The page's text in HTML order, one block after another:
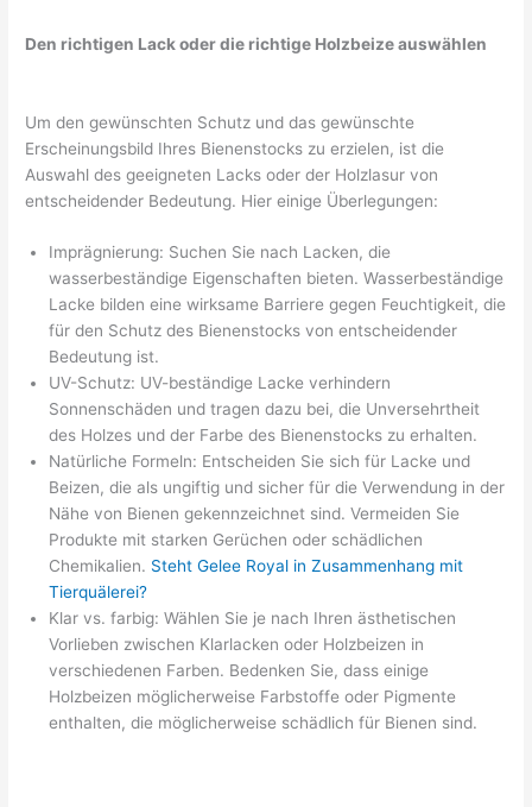
Den richtigen Lack oder die richtige Holzbeize auswählen
Um den gewünschten Schutz und das gewünschte
Erscheinungsbild Ihres Bienenstocks zu erzielen, ist die
Auswahl des geeigneten Lacks oder der Holzlasur von
entscheidender Bedeutung. Hier einige Überlegungen:
Imprägnierung: Suchen Sie nach Lacken, die
wasserbeständige Eigenschaften bieten. Wasserbeständige
Lacke bilden eine wirksame Barriere gegen Feuchtigkeit, die
für den Schutz des Bienenstocks von entscheidender
Bedeutung ist.
UV-Schutz: UV-beständige Lacke verhindern
Sonnenschäden und tragen dazu bei, die Unversehrtheit
des Holzes und der Farbe des Bienenstocks zu erhalten.
Natürliche Formeln: Entscheiden Sie sich für Lacke und
Beizen, die als ungiftig und sicher für die Verwendung in der
Nähe von Bienen gekennzeichnet sind. Vermeiden Sie
Produkte mit starken Gerüchen oder schädlichen
Chemikalien. Steht Gelee Royal in Zusammenhang mit
Tierquälerei?
Klar vs. farbig: Wählen Sie je nach Ihren ästhetischen
Vorlieben zwischen Klarlacken oder Holzbeizen in
verschiedenen Farben. Bedenken Sie, dass einige
Holzbeizen möglicherweise Farbstoffe oder Pigmente
enthalten, die möglicherweise schädlich für Bienen sind.